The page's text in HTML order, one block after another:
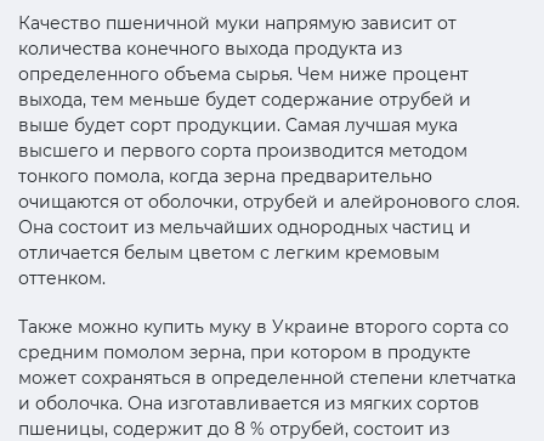
Качество пшеничной муки напрямую зависит от
количества конечного выхода продукта из
определенного объема сырья. Чем ниже процент
выхода, тем меньше будет содержание отрубей и
выше будет сорт продукции. Самая лучшая мука
высшего и первого сорта производится методом
тонкого помола, когда зерна предварительно
очищаются от оболочки, отрубей и алейронового слоя.
Она состоит из мельчайших однородных частиц и
отличается белым цветом с легким кремовым
оттенком.
Также можно купить муку в Украине второго сорта со
средним помолом зерна, при котором в продукте
может сохраняться в определенной степени клетчатка
и оболочка. Она изготавливается из мягких сортов
пшеницы, содержит до 8 % отрубей, состоит из